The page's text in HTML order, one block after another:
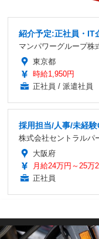
紹介予定:正社員・IT
マンパワーグループ株
東京都
時給1,950円
正社員 / 派遣社員
採用担当/人事/未経
株式会社セントラルパ
大阪府
月給24万円～25万
正社員